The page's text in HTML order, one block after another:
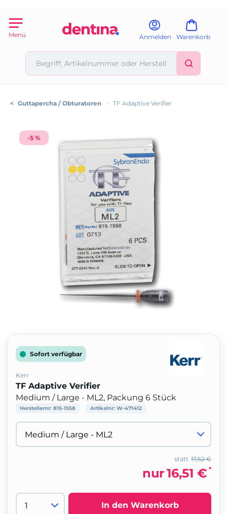
Menü Anmelden Warenkorb
< Guttapercha / Obturatoren > TF Adaptive Verifier
-5 %
Sofort verfügbar
Kerr
TF Adaptive Verifier
Medium / Large - ML2, Packung 6 Stück
Herstellernr: 815-1558 Artikelnr: W-471412
17,52 €
statt
nur16,51 € *
In den Warenkorb